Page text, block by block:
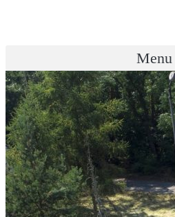
Menu